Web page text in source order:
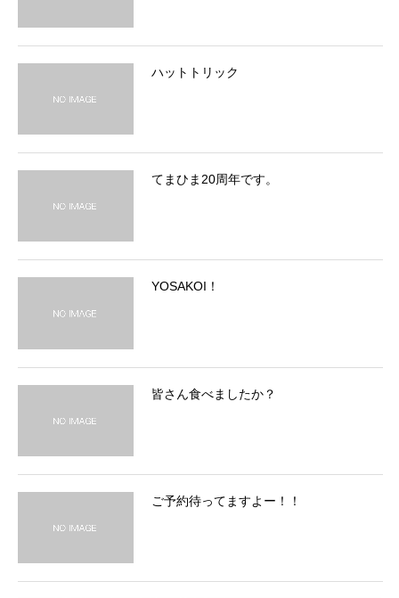
ハットトリック
てまひま20周年です。
YOSAKOI！
皆さん食べましたか？
ご予約待ってますよー！！